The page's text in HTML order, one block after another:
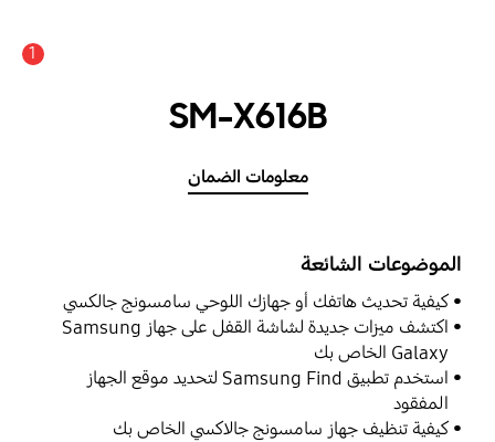
1
SM-X616B
معلومات الضمان
الموضوعات الشائعة
كيفية تحديث هاتفك أو جهازك اللوحي سامسونج جالكسي
اكتشف ميزات جديدة لشاشة القفل على جهاز Samsung
Galaxy الخاص بك
استخدم تطبيق Samsung Find لتحديد موقع الجهاز
المفقود
كيفية تنظيف جهاز سامسونج جالاكسي الخاص بك